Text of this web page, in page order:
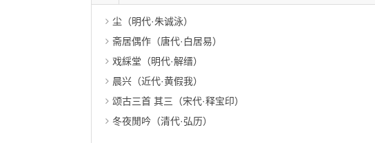
尘（明代·朱诚泳）
斋居偶作（唐代·白居易）
戏綵堂（明代·解缙）
晨兴（近代·黄假我）
颂古三首 其三（宋代·释宝印）
冬夜閒吟（清代·弘历）